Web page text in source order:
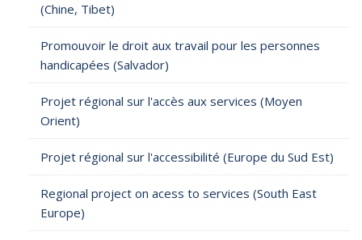
(Chine, Tibet)
Promouvoir le droit aux travail pour les personnes
handicapées (Salvador)
Projet régional sur l'accès aux services (Moyen
Orient)
Projet régional sur l'accessibilité (Europe du Sud Est)
Regional project on acess to services (South East
Europe)